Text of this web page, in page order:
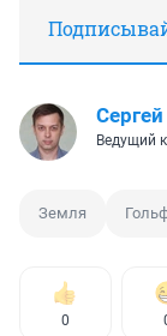
Ведущий
Земля
0